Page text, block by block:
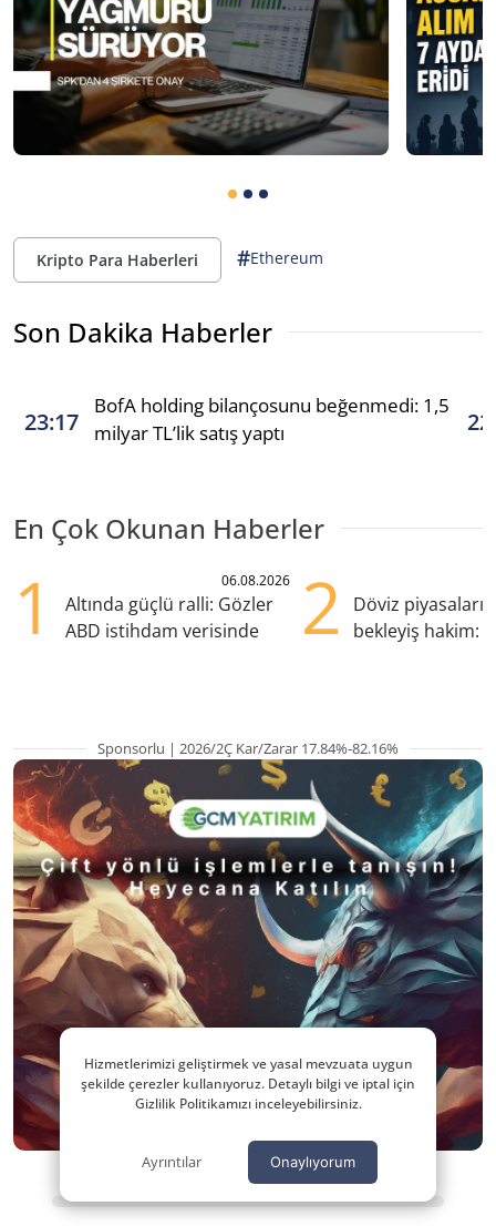
Kripto Para Haberleri #Ethereum
Son Dakika Haberler
23:17
BofA holding bilançosunu beğenmedi: 1,5
milyar TL’lik satış yaptı
En Çok Okunan Haberler
1 06.08.2026
Altında güçlü ralli: Gözler
ABD istihdam verisinde
2
Döviz
bekleyiş hakim:
Sponsorlu | 2026/2Ç Kar/Zarar 17.84%-82.16%
Hizmetlerimizi geliştirmek ve yasal mevzuata uygun
şekilde çerezler kullanıyoruz. Detaylı bilgi ve iptal için
Gizlilik Politikamızı inceleyebilirsiniz.
Ayrıntılar Onaylıyorum